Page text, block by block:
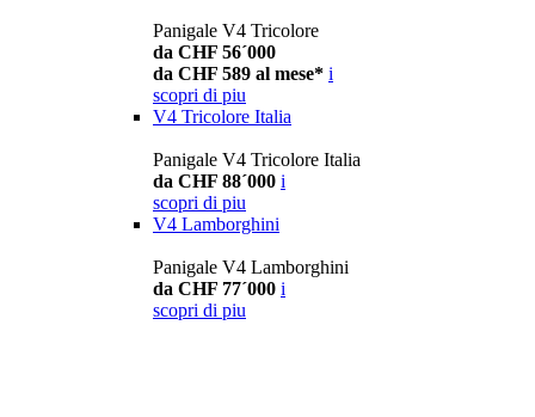
Panigale V4 Tricolore
da CHF 56´000
da CHF 589 al mese* i
scopri di piu
V4 Tricolore Italia
Panigale V4 Tricolore Italia
da CHF 88´000 i
scopri di piu
V4 Lamborghini
Panigale V4 Lamborghini
da CHF 77´000 i
scopri di piu